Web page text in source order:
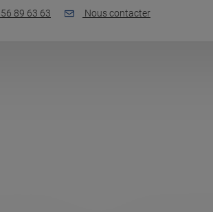
89 63 63 Nous contacter